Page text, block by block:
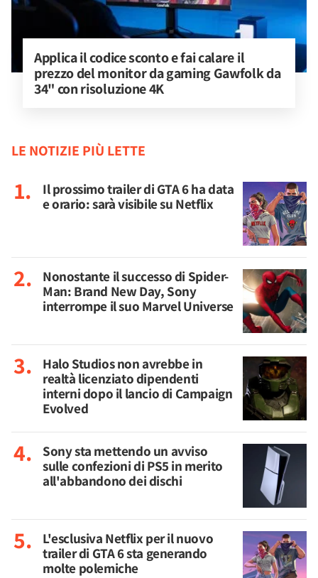
Applica il codice sconto e fai calare il
prezzo del monitor da gaming Gawfolk da
34" con risoluzione 4K
LE NOTIZIE PIÙ LETTE
Il prossimo trailer di GTA 6 ha data
e orario: sarà visibile su Netflix
Nonostante il successo di Spider-
Man: Brand New Day, Sony
interrompe il suo Marvel Universe
Halo Studios non avrebbe in
realtà licenziato dipendenti
interni dopo il lancio di Campaign
Evolved
Sony sta mettendo un avviso
sulle confezioni di PS5 in merito
all'abbandono dei dischi
L'esclusiva Netflix per il nuovo
trailer di GTA 6 sta generando
molte polemiche